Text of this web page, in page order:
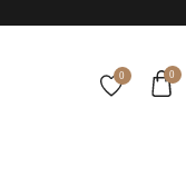
0 0